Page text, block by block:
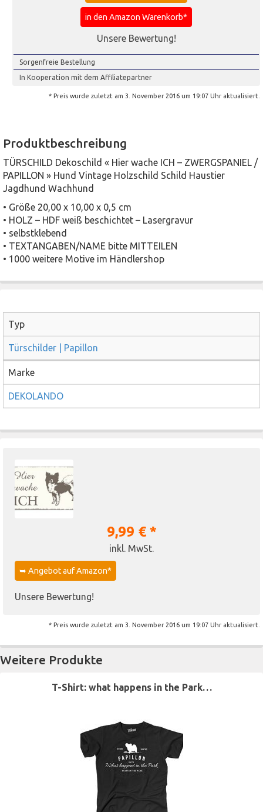
in den Amazon Warenkorb*
Unsere Bewertung!
Sorgenfreie Bestellung
In Kooperation mit dem Affiliatepartner
* Preis wurde zuletzt am 3. November 2016 um 19:07 Uhr aktualisiert.
Produktbeschreibung
TÜRSCHILD Dekoschild « Hier wache ICH – ZWERGSPANIEL /
PAPILLON » Hund Vintage Holzschild Schild Haustier
Jagdhund Wachhund
• Größe 20,00 x 10,00 x 0,5 cm
• HOLZ – HDF weiß beschichtet – Lasergravur
• selbstklebend
• TEXTANGABEN/NAME bitte MITTEILEN
• 1000 weitere Motive im Händlershop
Typ
Türschilder | Papillon
Marke
DEKOLANDO
9,99 € *
inkl. MwSt.
➥ Angebot auf Amazon*
Unsere Bewertung!
* Preis wurde zuletzt am 3. November 2016 um 19:07 Uhr aktualisiert.
Weitere Produkte
T-Shirt: what happens in the Park…